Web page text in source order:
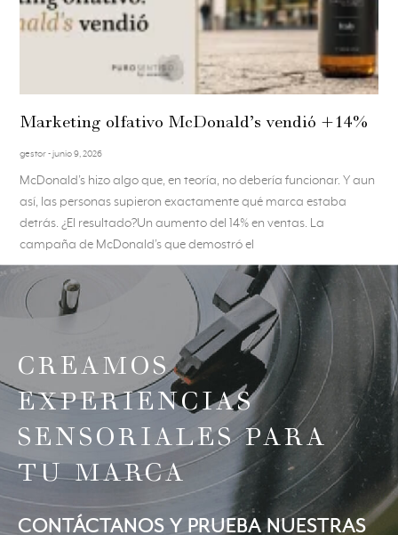
Marketing olfativo McDonald’s vendió +14%
gestor junio 9, 2026
McDonald’s hizo algo que, en teoría, no debería funcionar. Y aun
así, las personas supieron exactamente qué marca estaba
detrás. ¿El resultado?Un aumento del 14% en ventas. La
campaña de McDonald’s que demostró el
CREAMOS
EXPERIENCIAS
SENSORIALES PARA
TU MARCA
CONTÁCTANOS Y PRUEBA NUESTRAS